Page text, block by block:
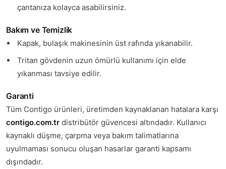
çantanıza kolayca asabilirsiniz.
Bakım ve Temizlik
Kapak, bulaşık makinesinin üst rafında yıkanabilir.
Tritan gövdenin uzun ömürlü kullanımı için elde
yıkanması tavsiye edilir.
Garanti
Tüm Contigo ürünleri, üretimden kaynaklanan hatalara karşı
contigo.com.tr distribütör güvencesi altındadır. Kullanıcı
kaynaklı düşme, çarpma veya bakım talimatlarına
uyulmaması sonucu oluşan hasarlar garanti kapsamı
dışındadır.